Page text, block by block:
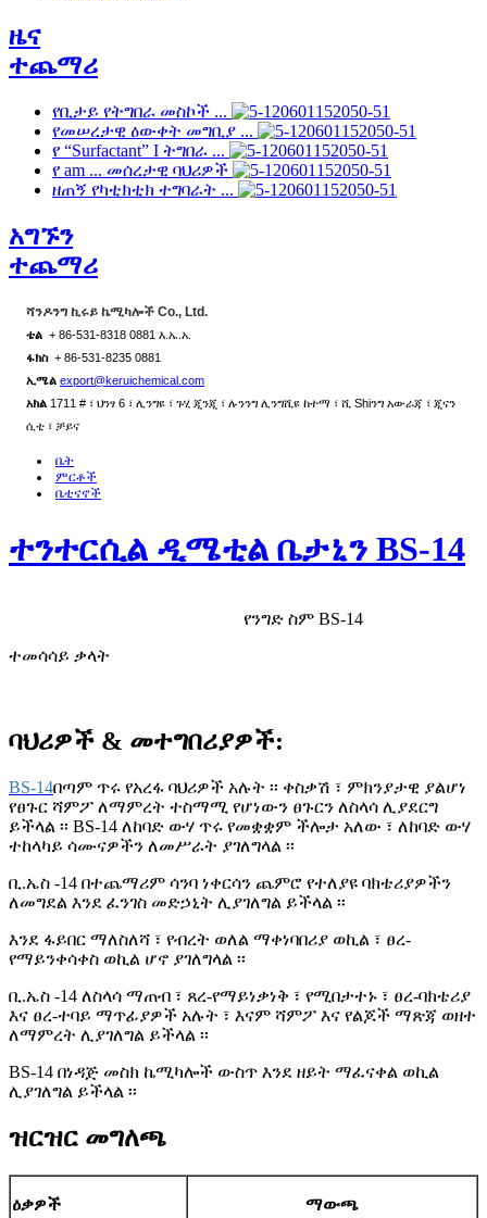
ዜና
ተጨማሪ
የቢታይ የትግበራ መስኮች ...
የመሠረታዊ ዕውቀት መግቢያ ...
የ “Surfactant” I ትግበራ ...
የ am ... መሰረታዊ ባህሪዎች
ዘጠኝ የካቲክቲክ ተግባራት ...
አግኙን
ተጨማሪ
ሻንዶንግ ኪሩይ ኬሚካሎች Co., Ltd.
ቴል + 86-531-8318 0881 እ.ኤ.አ.
ፋክስ+ 86-531-8235 0881
ኢሜል export@keruichemical.com
አክል 1711 # ፣ ህንፃ 6 ፣ ሊንግዩ ፣ ጉሂ ጂንጂ ፣ ሉንንግ ሊንግሺዩ ከተማ ፣ ሺ Shiንግ አውራጃ ፣ ጂናን
ሲቲ ፣ ቻይና
ቤት
ምርቶች
ቤቲናኖች
ተንተርሲል ዲሜቲል ቤታኒን BS-14
የንግድ ስም BS-14
ተመሳሳይ ቃላት
ባህሪዎች & መተግበሪያዎች:
BS-14በጣም ጥሩ የአረፋ ባህሪዎች አሉት ፡፡ ቀስቃሽ ፣ ምክንያታዊ ያልሆነ
የፀጉር ሻምፖ ለማምረት ተስማሚ የሆነውን ፀጉርን ለስላሳ ሊያደርግ
ይችላል ፡፡ BS-14 ለከባድ ውሃ ጥሩ የመቋቋም ችሎታ አለው ፣ ለከባድ ውሃ
ተከላካይ ሳሙናዎችን ለመሥራት ያገለግላል ፡፡
ቢ.ኤስ -14 በተጨማሪም ሳንባ ነቀርሳን ጨምሮ የተለያዩ ባክቴሪያዎችን
ለመግደል እንደ ፈንገስ መድኃኒት ሊያገለግል ይችላል ፡፡
እንደ ፋይበር ማለስለሻ ፣ የብረት ወለል ማቀነባበሪያ ወኪል ፣ ፀረ-
የማይንቀሳቀስ ወኪል ሆኖ ያገለግላል ፡፡
ቢ.ኤስ -14 ለስላሳ ማጠብ ፣ ጸረ-የማይነቃነቅ ፣ የሚበታተኑ ፣ ፀረ-ባክቴሪያ
እና ፀረ-ተባይ ማጥፊያዎች አሉት ፣ እናም ሻምፖ እና የልጆች ማጽጃ ወዘተ
ለማምረት ሊያገለግል ይችላል ፡፡
BS-14 በነዳጅ መስክ ኬሚካሎች ውስጥ እንደ ዘይት ማፈናቀል ወኪል
ሊያገለግል ይችላል ፡፡
ዝርዝር መግለጫ
ዕቃዎች ማውጫ